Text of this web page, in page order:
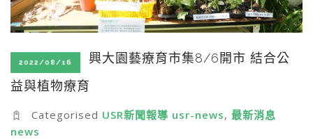
2022/08/16
興大園藝療育市集8/6開市 結合公
益與植物療育
Categorised USR新聞報導 usr-news, 最新消息
news